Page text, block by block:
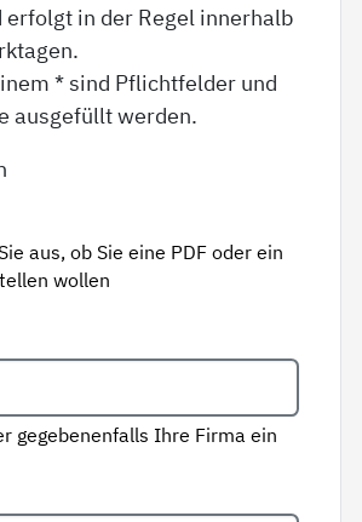
erfolgt in der Regel innerhalb
* sind Pflichtfelder und
ausgefüllt werden.
aus, ob Sie eine PDF oder ein
wollen
gegebenenfalls Ihre Firma ein